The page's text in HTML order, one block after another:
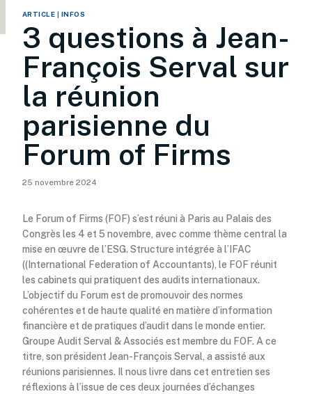
ARTICLE | INFOS
3 questions à Jean-
François Serval sur
la réunion
parisienne du
Forum of Firms
25 novembre 2024
Le Forum of Firms (FOF) s’est réuni à Paris au Palais des
Congrès les 4 et 5 novembre, avec comme thème central la
mise en œuvre de l’ESG. Structure intégrée à l’IFAC
((International Federation of Accountants), le FOF réunit
les cabinets qui pratiquent des audits internationaux.
L’objectif du Forum est de promouvoir des normes
cohérentes et de haute qualité en matière d’information
financière et de pratiques d’audit dans le monde entier.
Groupe Audit Serval & Associés est membre du FOF. A ce
titre, son président Jean-François Serval, a assisté aux
réunions parisiennes. Il nous livre dans cet entretien ses
réflexions à l’issue de ces deux journées d’échanges